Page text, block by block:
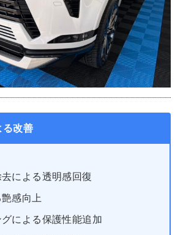
る改善
による透明感回復
感向上
による保護性能追加